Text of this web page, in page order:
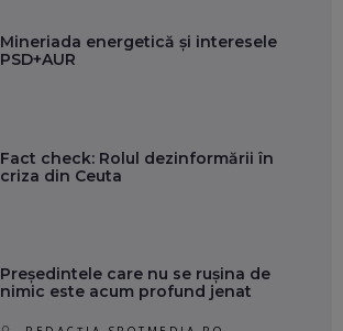
Mineriada energetică și interesele
PSD+AUR
Fact check: Rolul dezinformării în
criza din Ceuta
Președintele care nu se rușina de
nimic este acum profund jenat